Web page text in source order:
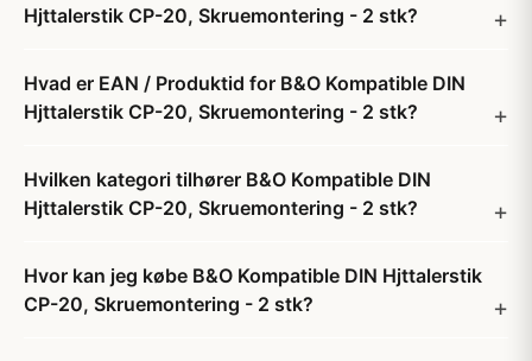
Hjttalerstik CP-20, Skruemontering - 2 stk?
Hvad er EAN / Produktid for B&O Kompatible DIN
Hjttalerstik CP-20, Skruemontering - 2 stk?
Hvilken kategori tilhører B&O Kompatible DIN
Hjttalerstik CP-20, Skruemontering - 2 stk?
Hvor kan jeg købe B&O Kompatible DIN Hjttalerstik
CP-20, Skruemontering - 2 stk?